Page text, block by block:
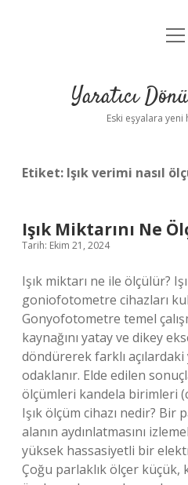
Yasal
Yaratıcı
Eski eşyalara yeni
Etiket: Işık verimi nasıl
Işık Miktarını Ne
Tarih: Ekim 21, 2024
Işık miktarı ne ile ölçülür?
goniofotometre cihazları
Gonyofotometre temel
kaynağını yatay ve dikey
döndürerek farklı
odaklanır. Elde edilen
ölçümleri kandela birimleri
Işık ölçüm cihazı nedir? Bir
alanın aydınlatmasını
yüksek hassasiyetli bir
Çoğu parlaklık ölçer küçük,